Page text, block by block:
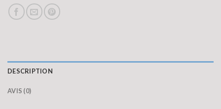
DESCRIPTION
AVIS (0)